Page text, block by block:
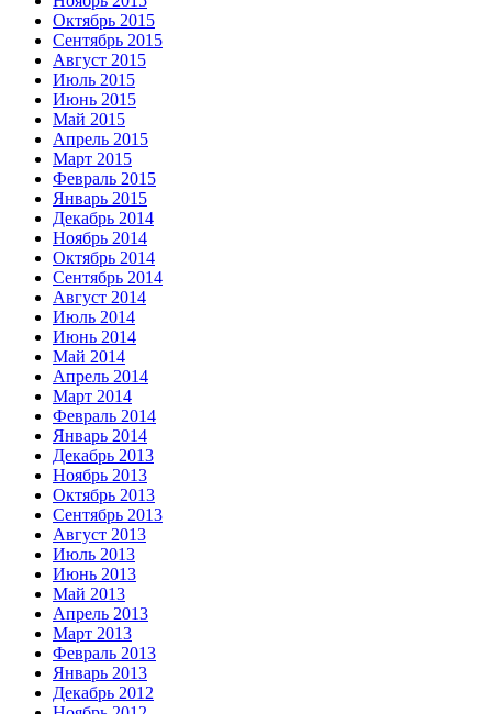
Октябрь 2015
Сентябрь 2015
Август 2015
Июль 2015
Июнь 2015
Май 2015
Апрель 2015
Март 2015
Февраль 2015
Январь 2015
Декабрь 2014
Ноябрь 2014
Октябрь 2014
Сентябрь 2014
Август 2014
Июль 2014
Июнь 2014
Май 2014
Апрель 2014
Март 2014
Февраль 2014
Январь 2014
Декабрь 2013
Ноябрь 2013
Октябрь 2013
Сентябрь 2013
Август 2013
Июль 2013
Июнь 2013
Май 2013
Апрель 2013
Март 2013
Февраль 2013
Январь 2013
Декабрь 2012